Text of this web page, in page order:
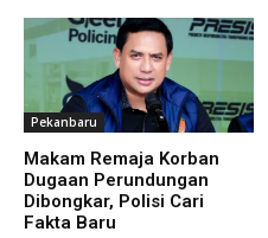
Pekanbaru
Makam Remaja Korban
Dugaan Perundungan
Dibongkar, Polisi Cari
Fakta Baru